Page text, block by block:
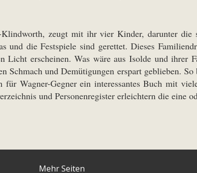
zeugt mit ihr vier Kinder, darunter die
die Festspiele sind gerettet. Dieses
Licht erscheinen. Was wäre aus Isolde und ihrer
und Demütigungen erspart geblieben. So
Wagner-Gegner ein interessantes Buch mit
und Personenregister erleichtern die eine
Mehr Seiten